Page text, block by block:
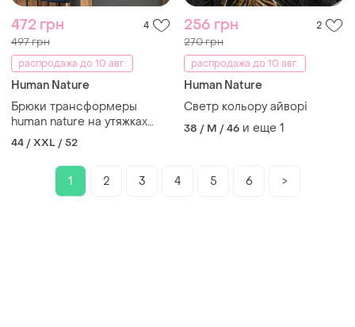
472 грн 4
497 грн
распродажа до 10 авг.
Human Nature
Брюки трансформеры
human nature на утяжках
синие
44 / XXL / 52
256 грн 2
270 грн
распродажа до 10 авг.
Human Nature
Светр кольору айворі
38 / M / 46 и еще 1
1 2 3 4 5 6 >